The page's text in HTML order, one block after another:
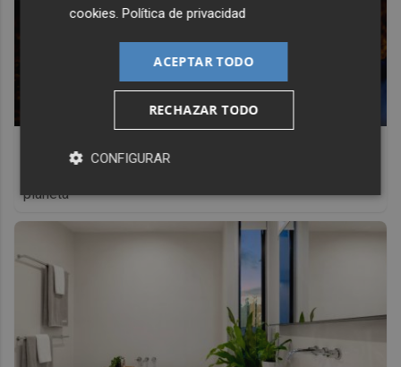
planeta
cookies.Política de privacidad
ACEPTAR TODO
RECHAZAR TODO
CONFIGURAR